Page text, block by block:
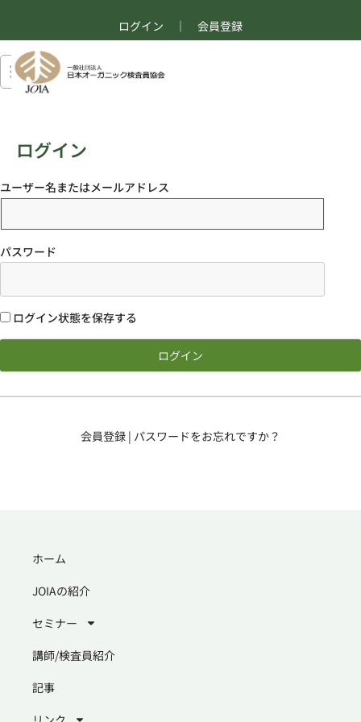
ログイン ｜ 会員登録
ログイン
ユーザー名またはメールアドレス
パスワード
ログイン状態を保存する
会員登録 | パスワードをお忘れですか？
ホーム
JOIAの紹介
セミナー
講師/検査員紹介
記事